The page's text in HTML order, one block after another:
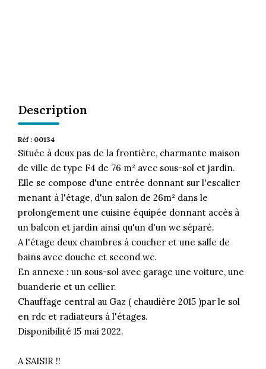
Description
Réf : 00134
Située à deux pas de la frontière, charmante maison
de ville de type F4 de 76 m² avec sous-sol et jardin.
Elle se compose d'une entrée donnant sur l'escalier
menant à l'étage, d'un salon de 26m² dans le
prolongement une cuisine équipée donnant accès à
un balcon et jardin ainsi qu'un d'un wc séparé.
A l'étage deux chambres à coucher et une salle de
bains avec douche et second wc.
En annexe : un sous-sol avec garage une voiture, une
buanderie et un cellier.
Chauffage central au Gaz ( chaudière 2015 )par le sol
en rdc et radiateurs à l'étages.
Disponibilité 15 mai 2022.
A SAISIR !!